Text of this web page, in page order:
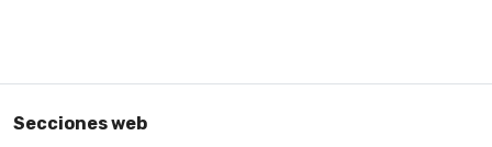
Secciones web